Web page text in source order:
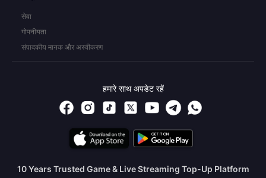
सेवा
गोपनीयता
संपादकीय मानक और अस्वीकरण
हमारे साथ अपडेट रहें
10 Years Trusted Game & Live Streaming Top-Up Platform